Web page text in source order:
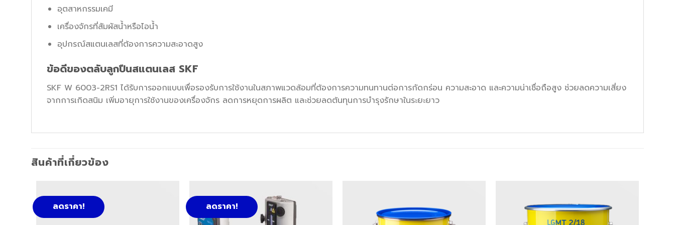
อุตสาหกรรมเคมี
เครื่องจักรที่สัมผัสน้ำหรือไอน้ำ
อุปกรณ์สแตนเลสที่ต้องการความสะอาดสูง
ข้อดีของตลับลูกปืนสแตนเลส SKF
SKF W 6003-2RS1 ได้รับการออกแบบเพื่อรองรับการใช้งานในสภาพแวดล้อมที่ต้องการความทนทานต่อการกัดกร่อน ความสะอาด และความน่าเชื่อถือสูง ช่วยลดความเสี่ยง
จากการเกิดสนิม เพิ่มอายุการใช้งานของเครื่องจักร ลดการหยุดการผลิต และช่วยลดต้นทุนการบำรุงรักษาในระยะยาว
สินค้าที่เกี่ยวข้อง
ลดราคา! ลดราคา!